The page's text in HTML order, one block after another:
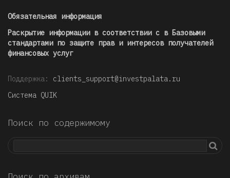
Обязательная информация
Раскрытие информации в соответствии с в Базовыми
стандартами по защите прав и интересов получателей
финансовых услуг
Поддержка: clients_support@investpalata.ru
Система QUIK
Поиск по содержимому